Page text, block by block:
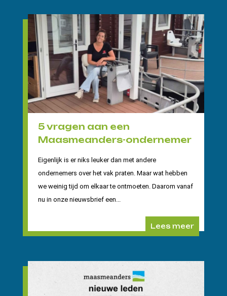
5 vragen aan een
Maasmeanders-ondernemer
Eigenlijk is er niks leuker dan met andere
ondernemers over het vak praten. Maar wat hebben
we weinig tijd om elkaar te ontmoeten. Daarom vanaf
nu in onze nieuwsbrief een...
Lees meer